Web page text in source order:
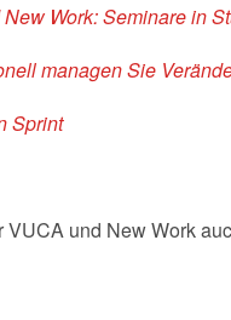
Work: Seminare in
managen Sie
Sprint
und New Work